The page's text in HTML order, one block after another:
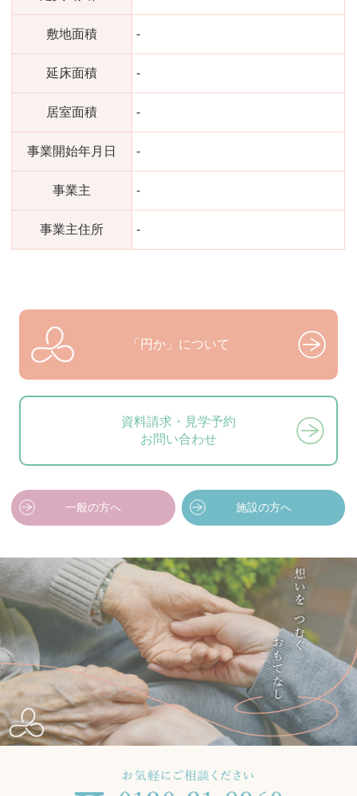
敷地面積 -
延床面積 -
居室面積 -
事業開始年月日 -
事業主 -
事業主住所 -
「円か」について
資料請求・見学予約
お問い合わせ
一般の方へ 施設の方へ